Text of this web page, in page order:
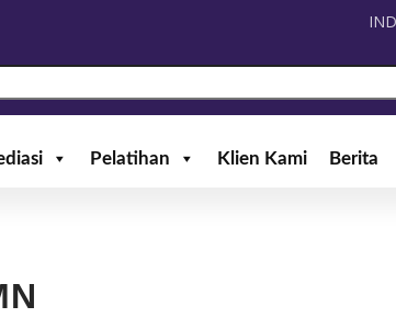
Pelatihan Klien Kami Berita